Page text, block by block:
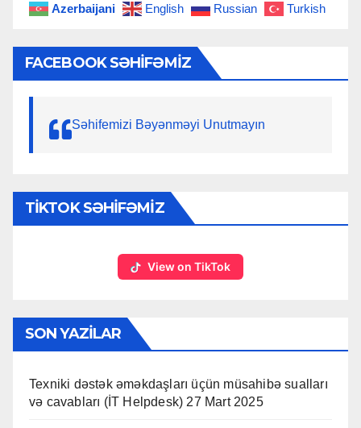
Azerbaijani English Russian Turkish
FACEBOOK SƏHIFƏMIZ
Səhifemizi Bəyənməyi Unutmayın
TIKTOK SƏHIFƏMIZ
View on TikTok
SON YAZILAR
Texniki dəstək əməkdaşları üçün müsahibə sualları
və cavabları (İT Helpdesk) 27 Mart 2025